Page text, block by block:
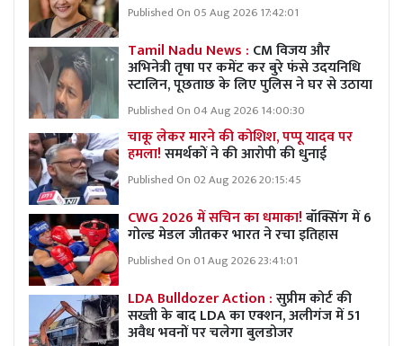
Published On 05 Aug 2026 17:42:01
Tamil Nadu News : CM विजय और
अभिनेत्री तृषा पर कमेंट कर बुरे फंसे उदयनिधि
स्टालिन, पूछताछ के लिए पुलिस ने घर से उठाया
Published On 04 Aug 2026 14:00:30
चाकू लेकर मारने की कोशिश, पप्पू यादव पर
हमला!समर्थकों ने की आरोपी की धुनाई
Published On 02 Aug 2026 20:15:45
CWG 2026 में सचिन का धमाका!बॉक्सिंग में 6
गोल्ड मेडल जीतकर भारत ने रचा इतिहास
Published On 01 Aug 2026 23:41:01
LDA Bulldozer Action :सुप्रीम कोर्ट की
सख्ती के बाद LDA का एक्शन, अलीगंज में 51
अवैध भवनों पर चलेगा बुलडोजर